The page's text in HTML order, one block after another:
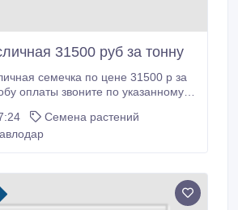
31500 руб за тонну
семечка по цене 31500 р за
оплаты звоните по указанному
Семена растений